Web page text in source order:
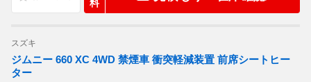
料
スズキ
ジムニー 660 XC 4WD 禁煙車 衝突軽減装置 前席シートヒー
ター